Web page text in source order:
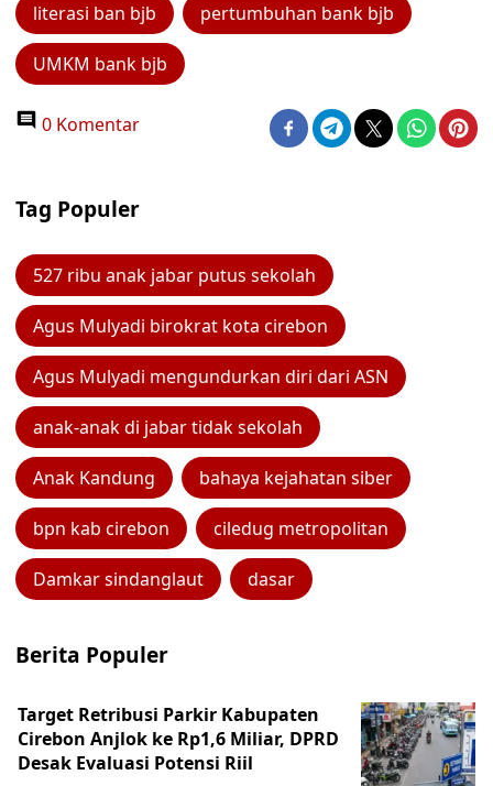
literasi ban bjb pertumbuhan bank bjb
UMKM bank bjb
0 Komentar
Tag Populer
527 ribu anak jabar putus sekolah
Agus Mulyadi birokrat kota cirebon
Agus Mulyadi mengundurkan diri dari ASN
anak-anak di jabar tidak sekolah
Anak Kandung bahaya kejahatan siber
bpn kab cirebon ciledug metropolitan
Damkar sindanglaut dasar
Berita Populer
Target Retribusi Parkir Kabupaten
Cirebon Anjlok ke Rp1,6 Miliar, DPRD
Desak Evaluasi Potensi Riil